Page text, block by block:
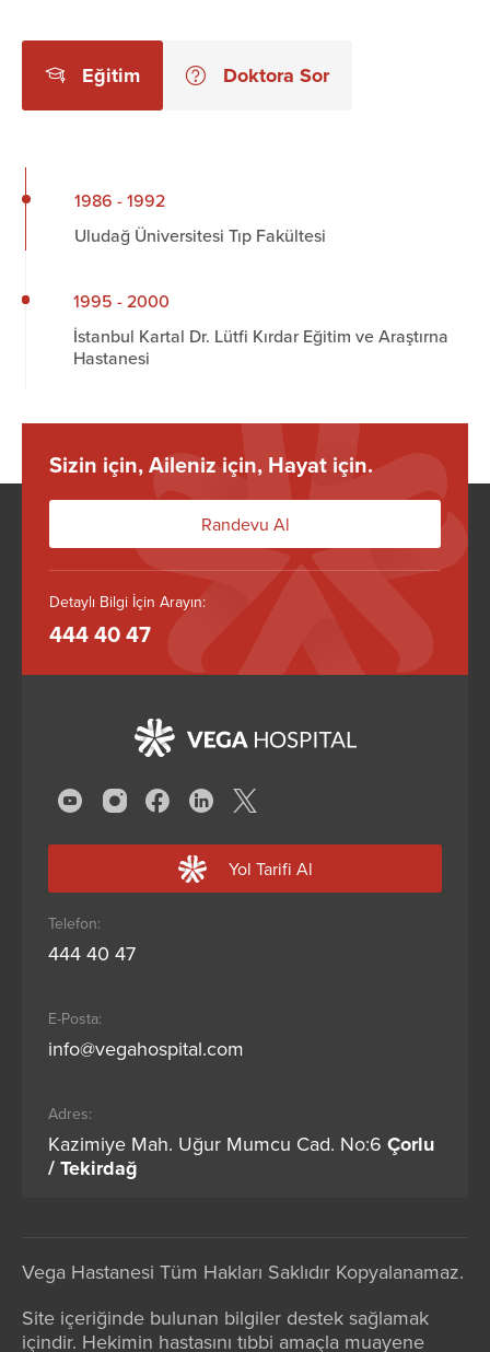
Eğitim Doktora Sor
1986 - 1992
Uludağ Üniversitesi Tıp Fakültesi
1995 - 2000
İstanbul Kartal Dr. Lütfi Kırdar Eğitim ve Araştırna
Hastanesi
Sizin için, Aileniz için, Hayat için.
Randevu Al
Detaylı Bilgi İçin Arayın:
444 40 47
Yol Tarifi Al
Telefon:
444 40 47
E-Posta:
info@vegahospital.com
Adres:
Kazimiye Mah. Uğur Mumcu Cad. No:6 Çorlu
/ Tekirdağ
Vega Hastanesi Tüm Hakları Saklıdır Kopyalanamaz.
Site içeriğinde bulunan bilgiler destek sağlamak
içindir. Hekimin hastasını tıbbi amaçla muayene